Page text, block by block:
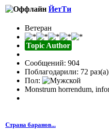
ЙетТи
Ветеран
Topic Author
Сообщений: 904
Поблагодарили: 72 раз(а)
Пол:
Monstrum horrendum,
Страна баранов...